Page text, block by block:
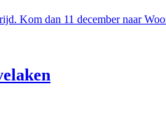
Kom dan 11 december naar